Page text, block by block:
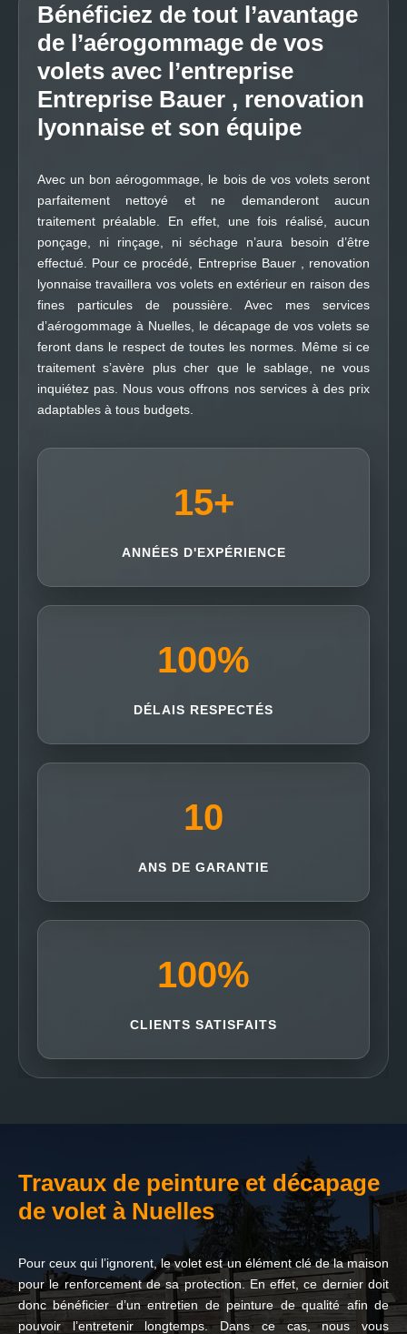
Bénéficiez de tout l’avantage
de l’aérogommage de vos
volets avec l’entreprise
Entreprise Bauer , renovation
lyonnaise et son équipe
Avec un bon aérogommage, le bois de vos volets seront
parfaitement nettoyé et ne demanderont aucun
traitement préalable. En effet, une fois réalisé, aucun
ponçage, ni rinçage, ni séchage n’aura besoin d’être
effectué. Pour ce procédé, Entreprise Bauer , renovation
lyonnaise travaillera vos volets en extérieur en raison des
fines particules de poussière. Avec mes services
d’aérogommage à Nuelles, le décapage de vos volets se
feront dans le respect de toutes les normes. Même si ce
traitement s’avère plus cher que le sablage, ne vous
inquiétez pas. Nous vous offrons nos services à des prix
adaptables à tous budgets.
15+
ANNÉES D'EXPÉRIENCE
100%
DÉLAIS RESPECTÉS
10
ANS DE GARANTIE
100%
CLIENTS SATISFAITS
Travaux de peinture et décapage
de volet à Nuelles
Pour ceux qui l’ignorent, le volet est un élément clé de la maison
pour le renforcement de sa protection. En effet, ce dernier doit
donc bénéficier d’un entretien de peinture de qualité afin de
pouvoir l’entretenir longtemps. Dans ce cas, nous vous